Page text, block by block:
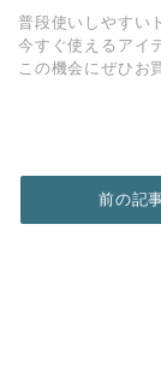
普段使いしやすい
今すぐ使えるアイ
この機会にぜひお
前の記